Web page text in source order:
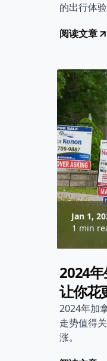
的出行体验
阅读文章
Jan 1,
1 min
2024
让你花
2024年加
走势值得
涨。